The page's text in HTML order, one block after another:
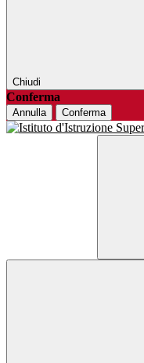
Chiudi
Conferma
Annulla Conferma